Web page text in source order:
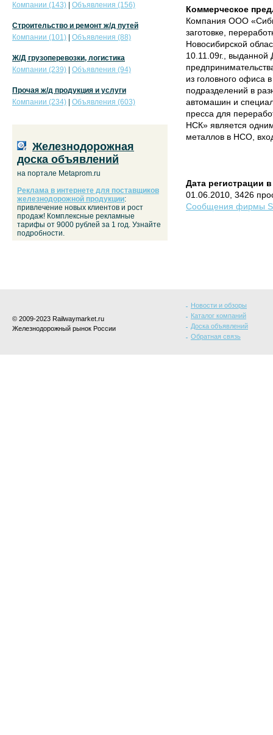
Коммерческое
Компания ООО
заготовке,
Новосибирской
10.11.09г.,
из головного офиса
подразделений в
автомашин и
пресса для
НСК» является
металлов в НСО,
Дата регистрации в
01.06.2010, 3426
Сообщения фирмы
Компании (143)
Объявления (156)
Строительство и ремонт ж/д путей
Компании (101)
Объявления (88)
Ж/Д грузоперевозки, логистика
Компании (239)
Объявления (94)
Прочая ж/д продукция и услуги
Компании (234)
Объявления (603)
Железнодорожная
доска объявлений
на портале Metaprom.ru
Реклама в интернете для поставщиков
железнодорожной продукции:
привлечение новых клиентов и рост
продаж! Комплексные рекламные
тарифы от 9000 рублей за 1 год. Узнайте
подробности.
© 2009-2023 Railwaymarket.ru
Железнодорожный рынок России
Новости и обзоры
Каталог компаний
Доска объявлений
Обратная связь